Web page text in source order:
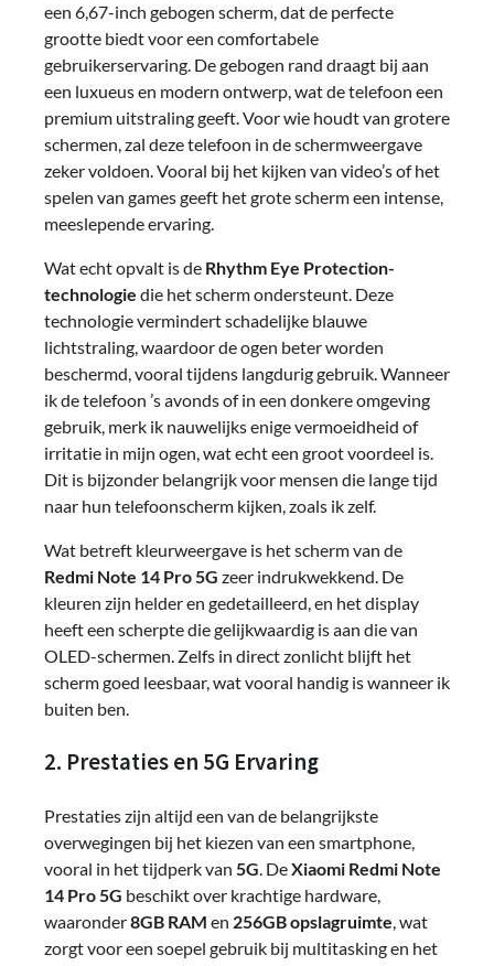
een 6,67-inch gebogen scherm, dat de perfecte
grootte biedt voor een comfortabele
gebruikerservaring. De gebogen rand draagt bij aan
een luxueus en modern ontwerp, wat de telefoon een
premium uitstraling geeft. Voor wie houdt van grotere
schermen, zal deze telefoon in de schermweergave
zeker voldoen. Vooral bij het kijken van video’s of het
spelen van games geeft het grote scherm een intense,
meeslepende ervaring.
Wat echt opvalt is de Rhythm Eye Protection-
technologie die het scherm ondersteunt. Deze
technologie vermindert schadelijke blauwe
lichtstraling, waardoor de ogen beter worden
beschermd, vooral tijdens langdurig gebruik. Wanneer
ik de telefoon ’s avonds of in een donkere omgeving
gebruik, merk ik nauwelijks enige vermoeidheid of
irritatie in mijn ogen, wat echt een groot voordeel is.
Dit is bijzonder belangrijk voor mensen die lange tijd
naar hun telefoonscherm kijken, zoals ik zelf.
Wat betreft kleurweergave is het scherm van de
Redmi Note 14 Pro 5G zeer indrukwekkend. De
kleuren zijn helder en gedetailleerd, en het display
heeft een scherpte die gelijkwaardig is aan die van
OLED-schermen. Zelfs in direct zonlicht blijft het
scherm goed leesbaar, wat vooral handig is wanneer ik
buiten ben.
2. Prestaties en 5G Ervaring
Prestaties zijn altijd een van de belangrijkste
overwegingen bij het kiezen van een smartphone,
vooral in het tijdperk van 5G. DeXiaomi Redmi Note
14 Pro 5G beschikt over krachtige hardware,
waaronder8GB RAM en 256GB opslagruimte, wat
zorgt voor een soepel gebruik bij multitasking en het